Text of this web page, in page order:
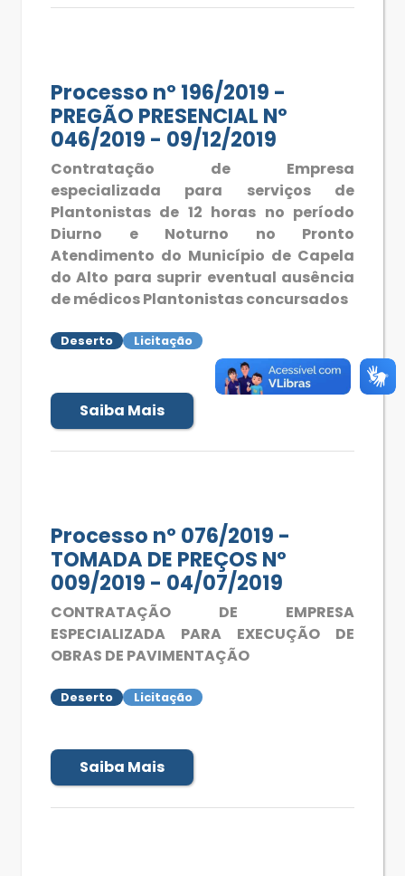
Processo nº 196/2019 -
PREGÃO PRESENCIAL Nº
046/2019 - 09/12/2019
Contratação de Empresa
especializada para serviços de
Plantonistas de 12 horas no período
Diurno e Noturno no Pronto
Atendimento do Município de Capela
do Alto para suprir eventual ausência
de médicos Plantonistas concursados
Deserto Licitação
Saiba Mais
Processo nº 076/2019 -
TOMADA DE PREÇOS Nº
009/2019 - 04/07/2019
CONTRATAÇÃO DE EMPRESA
ESPECIALIZADA PARA EXECUÇÃO DE
OBRAS DE PAVIMENTAÇÃO
Deserto Licitação
Saiba Mais